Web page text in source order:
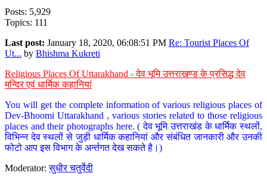
Posts: 5,929
Topics: 111
Last post: January 18, 2020, 06:08:51 PM Re: Tourist Places Of
Ut... by Bhishma Kukreti
Religious Places Of Uttarakhand - देव भूमि उत्तराखण्ड के प्रसिद्ध देव
मन्दिर एवं धार्मिक कहानियां
You will get the complete information of various religious places of
Dev-Bhoomi Uttarakhand , various stories related to those religious
places and their photographs here. ( देव भूमि उत्तराखंड के धार्मिक स्थलों,
विभिन्न देव स्थलों से जुड़ी धार्मिक कहानियां और संबंधित जानकारी और उनकी
फोटो आप इस विभाग के अर्न्तगत देख सकते है।)
Moderator:सुधीर चतुर्वेदी